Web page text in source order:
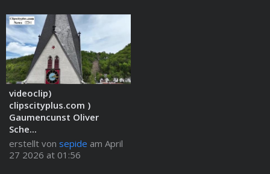
videoclip)
clipscityplus.com )
Gaumencunst Oliver
Sche...
erstellt von sepide am April
27 2026 at 01:56